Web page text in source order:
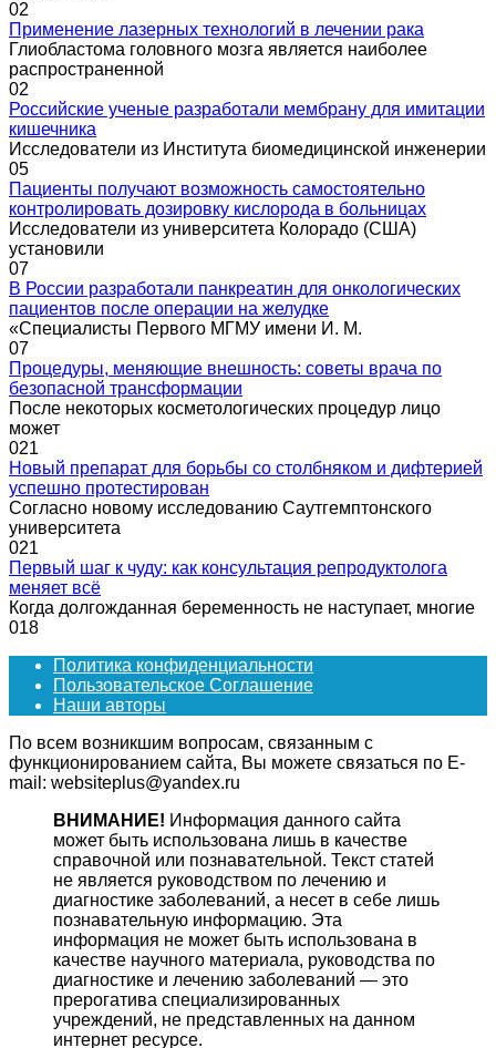
02
Применение лазерных технологий в лечении рака
Глиобластома головного мозга является наиболее
распространенной
02
Российские ученые разработали мембрану для имитации
кишечника
Исследователи из Института биомедицинской инженерии
05
Пациенты получают возможность самостоятельно
контролировать дозировку кислорода в больницах
Исследователи из университета Колорадо (США)
установили
07
В России разработали панкреатин для онкологических
пациентов после операции на желудке
«Специалисты Первого МГМУ имени И. М.
07
Процедуры, меняющие внешность: советы врача по
безопасной трансформации
После некоторых косметологических процедур лицо
может
021
Новый препарат для борьбы со столбняком и дифтерией
успешно протестирован
Согласно новому исследованию Саутгемптонского
университета
021
Первый шаг к чуду: как консультация репродуктолога
меняет всё
Когда долгожданная беременность не наступает, многие
018
Политика конфиденциальности
Пользовательское Соглашение
Наши авторы
По всем возникшим вопросам, связанным с
функционированием сайта, Вы можете связаться по E-
mail: websiteplus@yandex.ru
ВНИМАНИЕ! Информация данного сайта
может быть использована лишь в качестве
справочной или познавательной. Текст статей
не является руководством по лечению и
диагностике заболеваний, а несет в себе лишь
познавательную информацию. Эта
информация не может быть использована в
качестве научного материала, руководства по
диагностике и лечению заболеваний — это
прерогатива специализированных
учреждений, не представленных на данном
интернет ресурсе.